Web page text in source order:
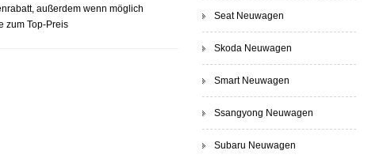
außerdem wenn möglich
zum Top-Preis
Seat Neuwagen
Skoda Neuwagen
Smart Neuwagen
Ssangyong Neuwagen
Subaru Neuwagen